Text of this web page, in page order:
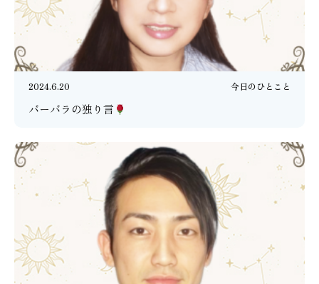
2024.6.20 今日のひとこと
バーバラの独り言